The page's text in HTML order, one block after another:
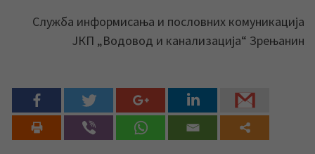
Служба информисања и пословних комуникација
ЈКП „Водовод и канализација“ Зрењанин